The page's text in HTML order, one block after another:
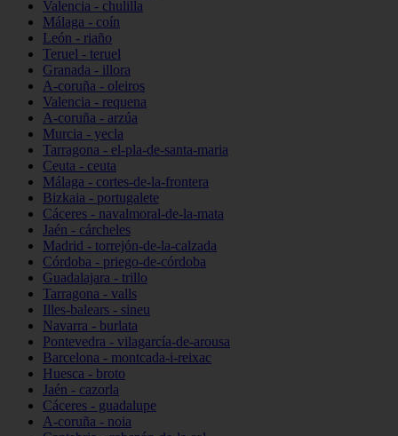
Valencia - chulilla
Málaga - coín
León - riaño
Teruel - teruel
Granada - illora
A-coruña - oleiros
Valencia - requena
A-coruña - arzúa
Murcia - yecla
Tarragona - el-pla-de-santa-maria
Ceuta - ceuta
Málaga - cortes-de-la-frontera
Bizkaia - portugalete
Cáceres - navalmoral-de-la-mata
Jaén - cárcheles
Madrid - torrejón-de-la-calzada
Córdoba - priego-de-córdoba
Guadalajara - trillo
Tarragona - valls
Illes-balears - sineu
Navarra - burlata
Pontevedra - vilagarcía-de-arousa
Barcelona - montcada-i-reixac
Huesca - broto
Jaén - cazorla
Cáceres - guadalupe
A-coruña - noia